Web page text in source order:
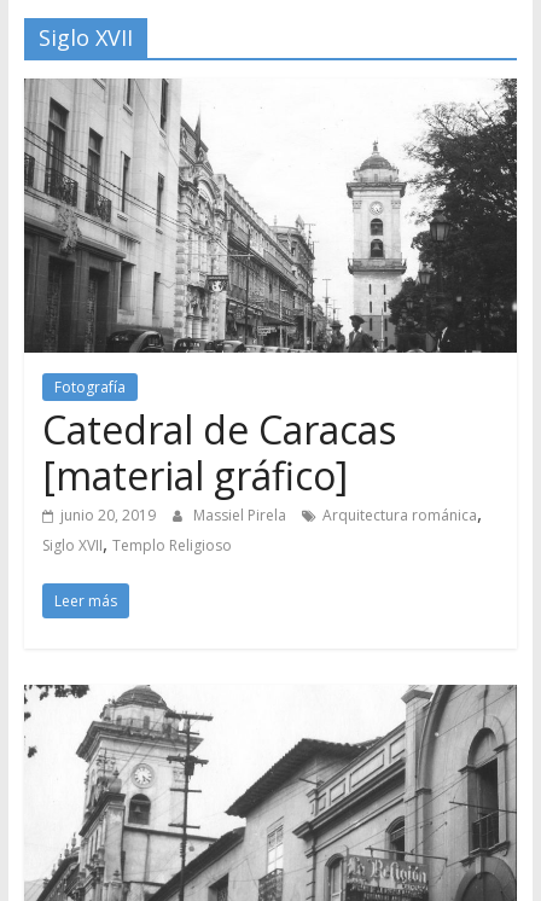
Siglo XVII
Fotografía
Catedral de Caracas
[material gráfico]
junio 20, 2019 Massiel Pirela Arquitectura románica,
Siglo XVII, Templo Religioso
Leer más